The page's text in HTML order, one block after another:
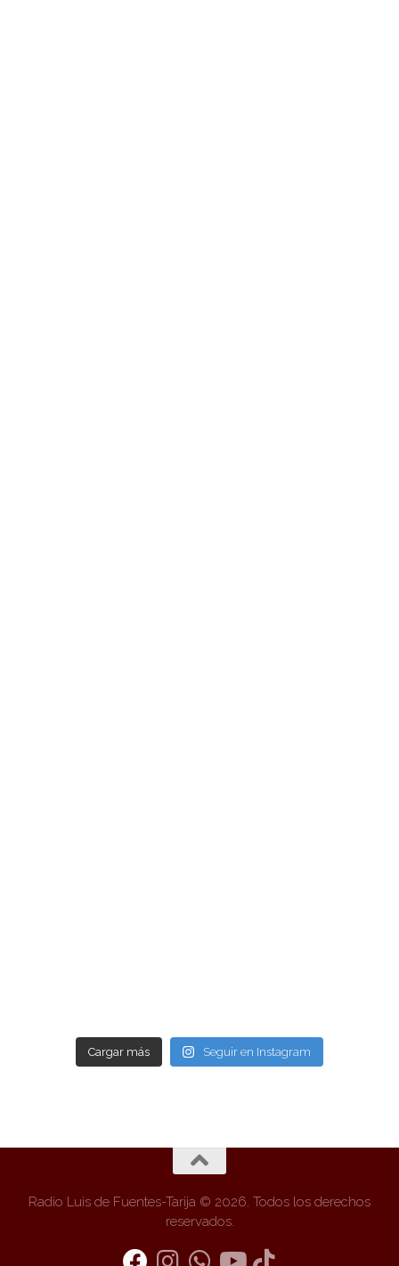
Cargar más Seguir en Instagram
Radio Luis de Fuentes-Tarija © 2026. Todos los derechos
reservados.